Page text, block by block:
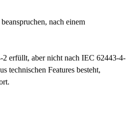
nach einem
2 erfüllt, aber nicht nach IEC 62443-4-
technischen Features besteht,